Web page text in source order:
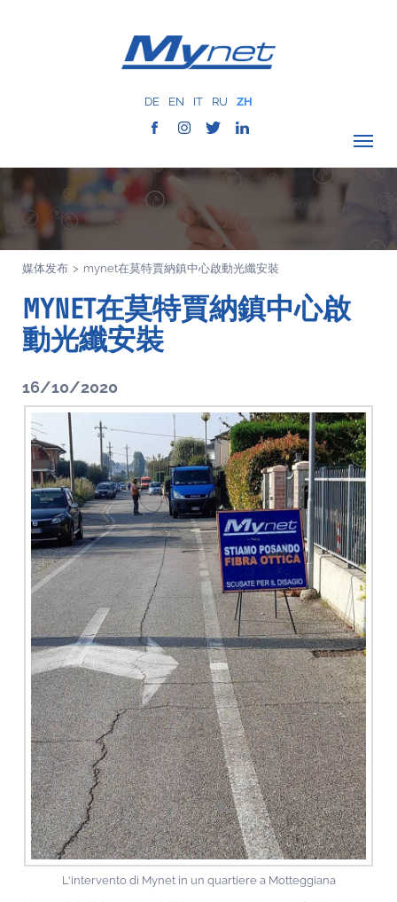
DE EN IT RU ZH
驗證覆蓋範圍
公司
网络服务
服务
MYNET
以往案例
联系我们
媒体发布 > mynet在莫特賈納鎮中心啟動光纖安裝
MYNET在莫特賈納鎮中心啟
動光纖安裝
16/10/2020
L'intervento di Mynet in un quartiere a Motteggiana